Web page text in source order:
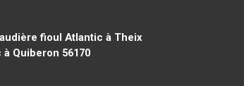
fioul Atlantic à Theix
Quiberon 56170